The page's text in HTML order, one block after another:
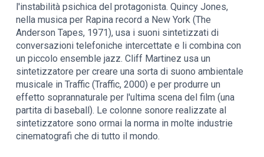
l'instabilità psichica del protagonista. Quincy Jones,
nella musica per Rapina record a New York (The
Anderson Tapes, 1971), usa i suoni sintetizzati di
conversazioni telefoniche intercettate e li combina con
un piccolo ensemble jazz. Cliff Martinez usa un
sintetizzatore per creare una sorta di suono ambientale
musicale in Traffic (Traffic, 2000) e per produrre un
effetto soprannaturale per l'ultima scena del film (una
partita di baseball). Le colonne sonore realizzate al
sintetizzatore sono ormai la norma in molte industrie
cinematografi che di tutto il mondo.